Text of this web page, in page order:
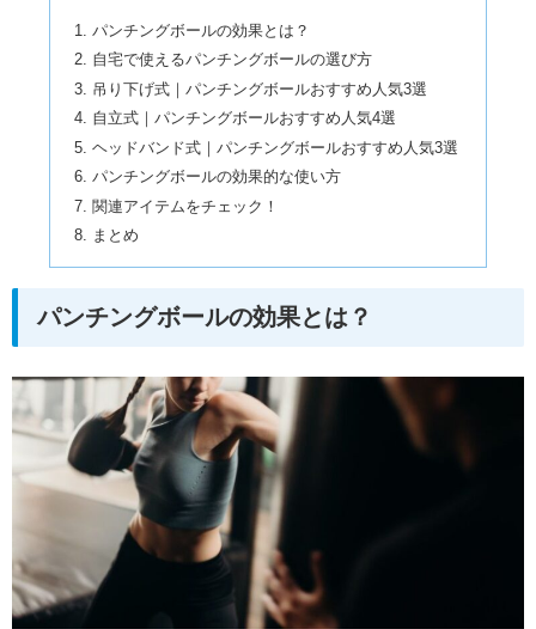
パンチングボールの効果とは？
自宅で使えるパンチングボールの選び方
吊り下げ式｜パンチングボールおすすめ人気3選
自立式｜パンチングボールおすすめ人気4選
ヘッドバンド式｜パンチングボールおすすめ人気3選
パンチングボールの効果的な使い方
関連アイテムをチェック！
まとめ
パンチングボールの効果とは？